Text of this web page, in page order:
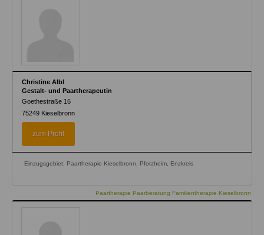
Christine Albl
Gestalt- und Paartherapeutin
Goethestraße 16
75249 Kieselbronn
zum Profil
Einzugsgebiet: Paartherapie Kieselbronn, Pforzheim, Enzkreis
Paartherapie Paarberatung Familientherapie Kieselbronn